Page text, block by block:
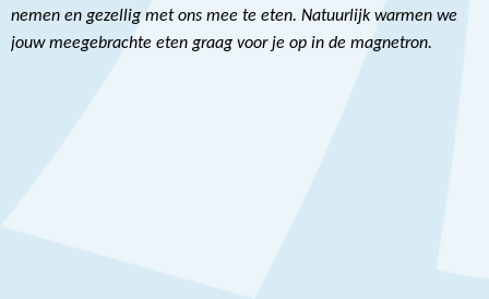
nemen en gezellig met ons mee te eten. Natuurlijk warmen we
jouw meegebrachte eten graag voor je op in de magnetron.